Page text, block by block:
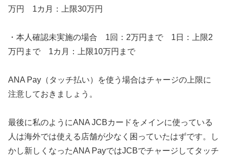
万円 1カ月：上限30万円
・本人確認未実施の場合 1回：2万円まで 1日：上限2
万円まで 1カ月：上限10万円まで
ANA Pay（タッチ払い）を使う場合はチャージの上限に
注意しておきましょう。
最後に私のようにANA JCBカードをメインに使っている
人は海外では使える店舗が少なく困っていたはずです。し
かし新しくなったANA PayではJCBでチャージしてタッチ